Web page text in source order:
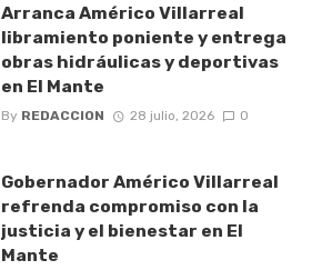
Arranca Américo Villarreal
libramiento poniente y entrega
obras hidráulicas y deportivas
en El Mante
By REDACCION 28 julio, 2026 0
Gobernador Américo Villarreal
refrenda compromiso con la
justicia y el bienestar en El
Mante